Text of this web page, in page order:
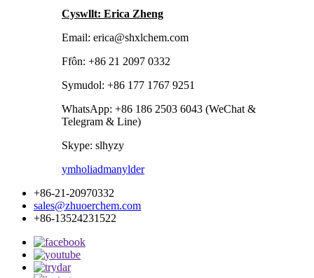
Cyswllt: Erica Zheng
Email: erica@shxlchem.com
Ffôn: +86 21 2097 0332
Symudol: +86 177 1767 9251
WhatsApp: +86 186 2503 6043 (WeChat &
Telegram & Line)
Skype: slhyzy
ymholiadmanylder
+86-21-20970332
sales@zhuoerchem.com
+86-13524231522